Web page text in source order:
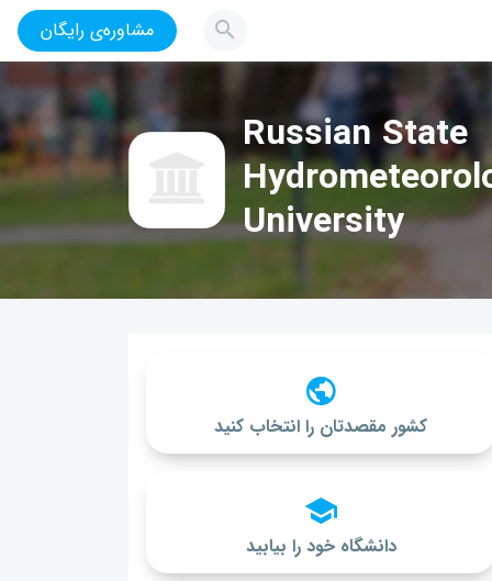
مشاوره‌ی رایگان
Russian State
University
کشور مقصدتان را انتخاب کنید
دانشگاه خود را بیابید